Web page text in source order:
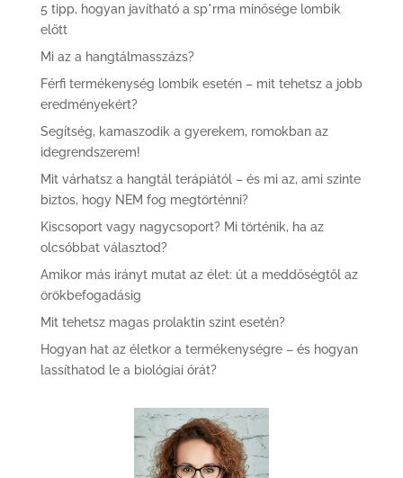
5 tipp, hogyan javítható a sp*rma minősége lombik
előtt
Mi az a hangtálmasszázs?
Férfi termékenység lombik esetén – mit tehetsz a jobb
eredményekért?
Segítség, kamaszodik a gyerekem, romokban az
idegrendszerem!
Mit várhatsz a hangtál terápiától – és mi az, ami szinte
biztos, hogy NEM fog megtörténni?
Kiscsoport vagy nagycsoport? Mi történik, ha az
olcsóbbat választod?
Amikor más irányt mutat az élet: út a meddőségtől az
örökbefogadásig
Mit tehetsz magas prolaktin szint esetén?
Hogyan hat az életkor a termékenységre – és hogyan
lassíthatod le a biológiai órát?